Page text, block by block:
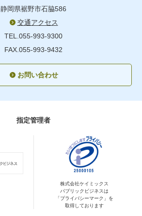
静岡県裾野市石脇586
交通アクセス
TEL.055-993-9300
FAX.055-993-9432
お問い合わせ
指定管理者
株式会社ケイミックス
パブリックビジネスは
「プライバシーマーク」を
取得しております